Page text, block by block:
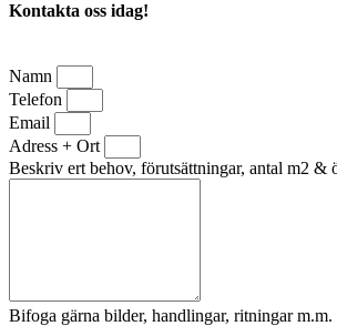
Kontakta oss idag!
Namn
Telefon
Email
Adress + Ort
Beskriv ert behov, förutsättningar, antal m2 &
Bifoga gärna bilder, handlingar, ritningar m.m.